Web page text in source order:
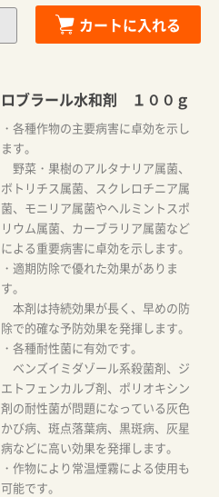
カートに入れる
ロブラール水和剤 １００ｇ
・各種作物の主要病害に卓効を示し
ます。
野菜・果樹のアルタナリア属菌、
ボトリチス属菌、スクレロチニア属
菌、モニリア属菌やヘルミントスポ
リウム属菌、カーブラリア属菌など
による重要病害に卓効を示します。
・適期防除で優れた効果がありま
す。
本剤は持続効果が長く、早めの防
除で的確な予防効果を発揮します。
・各種耐性菌に有効です。
ベンズイミダゾール系殺菌剤、ジ
エトフェンカルブ剤、ポリオキシン
剤の耐性菌が問題になっている灰色
かび病、斑点落葉病、黒斑病、灰星
病などに高い効果を発揮します。
・作物により常温煙霧による使用も
可能です。